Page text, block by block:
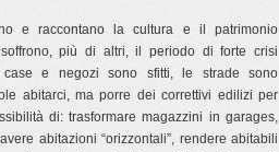
e raccontano la cultura e il patrimonio
più di altri, il periodo di forte crisi
case e negozi sono sfitti, le strade sono
abitarci, ma porre dei correttivi edilizi per
di: trasformare magazzini in garages,
abitazioni “orizzontali”, rendere abitabili